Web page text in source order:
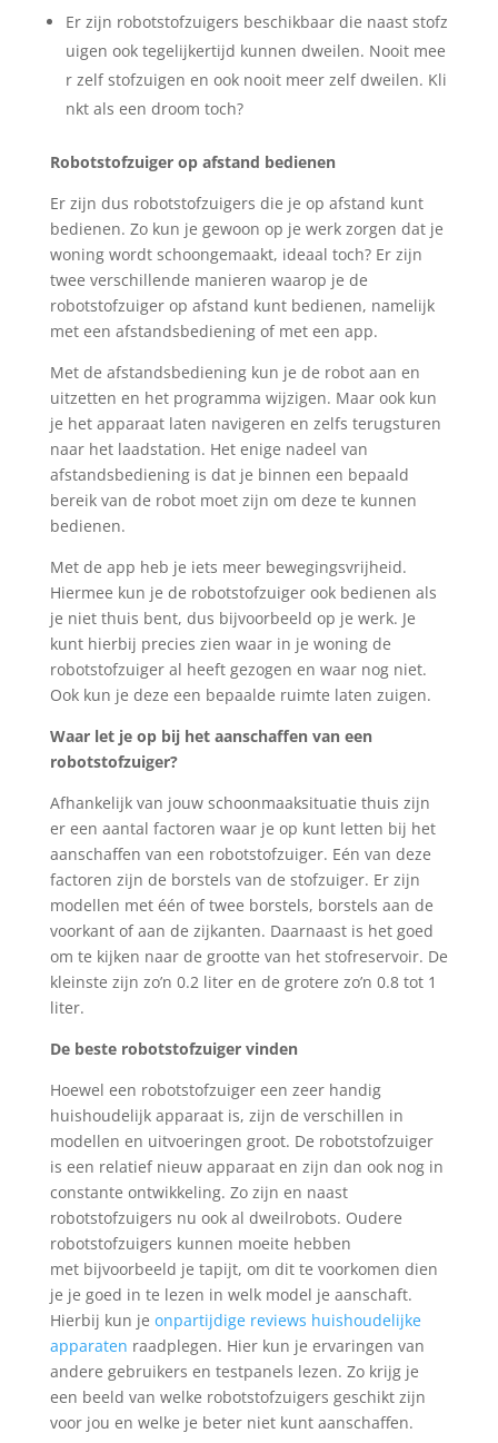
Er zijn robotstofzuigers beschikbaardie naast stofz
uigen ook tegelijkertijd kunnen dweilen. Nooit mee
r zelf stofzuigen en ooknooit meer zelf dweilen. Kli
nkt als een droom toch?
Robotstofzuiger op afstand bedienen
Er zijn dus robotstofzuigers die je op afstand kunt
bedienen. Zo kun je gewoon op je werk zorgen dat je
woning wordt schoongemaakt, ideaal toch? Er zijn
twee verschillende manieren waarop je de
robotstofzuiger op afstand kunt bedienen, namelijk
met een afstandsbediening of met een app.
Met de afstandsbediening kun je de robot aan en
uitzetten en het programma wijzigen. Maar ook kun
je het apparaat laten navigeren en zelfs terugsturen
naar het laadstation. Het enige nadeel van
afstandsbediening is dat je binnen een bepaald
bereik van de robot moet zijn om deze te kunnen
bedienen.
Met de app heb je iets meer bewegingsvrijheid.
Hiermee kun je de robotstofzuiger ook bedienen als
je niet thuis bent, dus bijvoorbeeld op je werk. Je
kunt hierbij precies zien waar in je woning de
robotstofzuiger al heeft gezogen en waar nog niet.
Ook kun je deze een bepaalde ruimte laten zuigen.
Waar let je op bij het aanschaffen van een
robotstofzuiger?
Afhankelijk van jouw schoonmaaksituatie thuis zijn
er een aantal factoren waar je op kunt letten bij het
aanschaffen van een robotstofzuiger. Eén van deze
factoren zijn de borstels van de stofzuiger. Er zijn
modellen met één of twee borstels, borstels aan de
voorkant of aan de zijkanten. Daarnaast is het goed
om te kijken naar de grootte van het stofreservoir. De
kleinste zijn zo’n 0.2 liter en de grotere zo’n 0.8 tot 1
liter.
De beste robotstofzuiger vinden
Hoewel een robotstofzuiger een zeer handig
huishoudelijk apparaat is, zijn de verschillen in
modellen en uitvoeringen groot. De robotstofzuiger
is een relatief nieuw apparaat en zijn dan ook nog in
constante ontwikkeling. Zo zijn en naast
robotstofzuigers nu ook al dweilrobots. Oudere
robotstofzuigers kunnen moeite hebben
metbijvoorbeeld je tapijt, om dit te voorkomen dien
je je goed in te lezen in welk model je aanschaft.
Hierbij kun je onpartijdige reviews huishoudelijke
apparaten raadplegen. Hier kun je ervaringen van
andere gebruikers en testpanels lezen. Zo krijg je
een beeld van welke robotstofzuigers geschikt zijn
voor jou en welke je beter niet kunt aanschaffen.